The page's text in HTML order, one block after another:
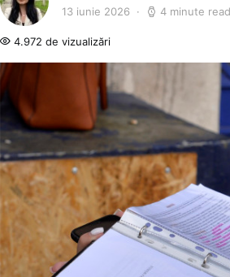
13 iunie 2026 4 minute read
4.972 de vizualizări